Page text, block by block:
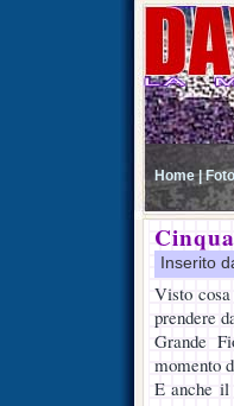
Home | Foto
Inserito
Visto
prendere
Grande
momento
E anche il